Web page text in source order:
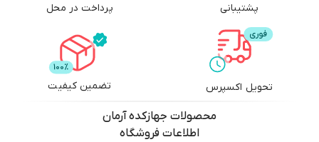
پشتیبانی پرداخت در محل
تحویل اکسپرس تضمین کیفیت
محصولات جهازکده آرمان
اطلاعات فروشگاه